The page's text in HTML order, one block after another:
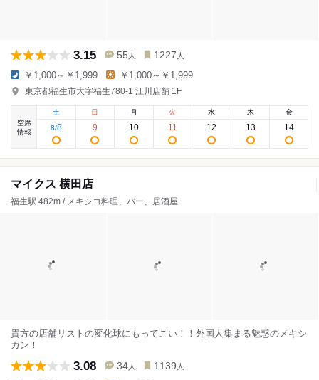
3.15 55 人 1227 人
￥1,000～￥1,999 ￥1,000～￥1,999
東京都福生市大字福生780-1 江川店舗 1F
空席
情報
土
8/8
日
9
月
10
火
11
水
12
木
13
金
14
マイクス 横田店
福生駅 482m / メキシコ料理、バー、居酒屋
貴方の店舗リストの変化球にもってこい！！外国人集まる魅惑のメキシ
カン！
3.08 34 人 1139 人